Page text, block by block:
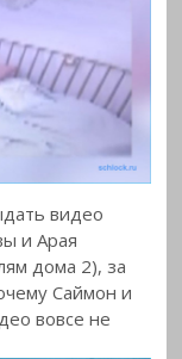
видео
и Арая
дома 2), за
Саймон и
вовсе не